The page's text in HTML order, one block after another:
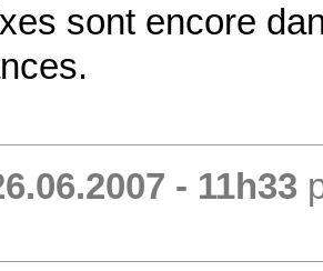
sont encore
- 11h33